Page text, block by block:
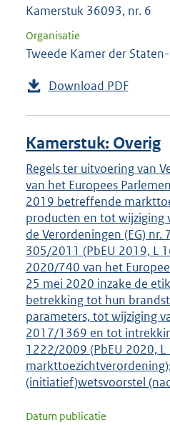
Kamerstuk 36093, nr. 6
Organisatie
Tweede Kamer der
Download PDF
Kamerstuk: Overig
Regels ter uitvoering van
van het Europees
2019 betreffende
producten en tot wijziging
de Verordeningen (EG) nr.
305/2011 (PbEU 2019, L
2020/740 van het
25 mei 2020 inzake de
betrekking tot hun
parameters, tot wijziging
2017/1369 en tot
1222/2009 (PbEU 2020,
(initiatief)wetsvoorstel
Datum publicatie